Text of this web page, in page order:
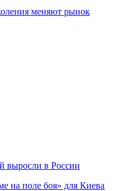
меняют рынок
выросли в России
на поле боя» для Киева